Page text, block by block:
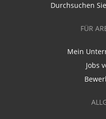
Durchsuchen
FÜR
Mein
Jobs